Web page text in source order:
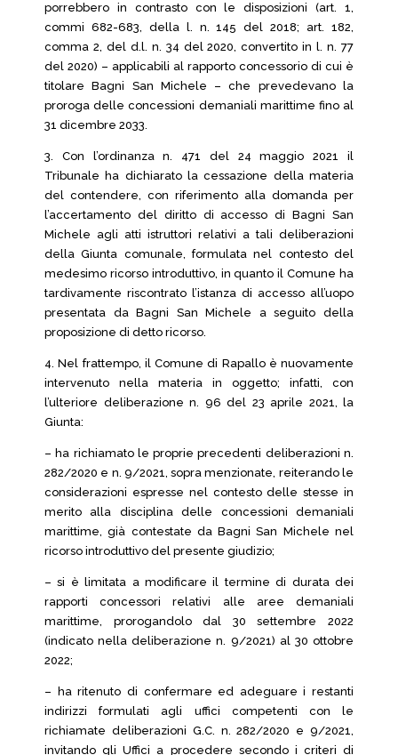
porrebbero in contrasto con le disposizioni (art. 1,
commi 682-683, della l. n. 145 del 2018; art. 182,
comma 2, del d.l. n. 34 del 2020, convertito in l. n. 77
del 2020) – applicabili al rapporto concessorio di cui è
titolare Bagni San Michele – che prevedevano la
proroga delle concessioni demaniali marittime fino al
31 dicembre 2033.
3. Con l’ordinanza n. 471 del 24 maggio 2021 il
Tribunale ha dichiarato la cessazione della materia
del contendere, con riferimento alla domanda per
l’accertamento del diritto di accesso di Bagni San
Michele agli atti istruttori relativi a tali deliberazioni
della Giunta comunale, formulata nel contesto del
medesimo ricorso introduttivo, in quanto il Comune ha
tardivamente riscontrato l’istanza di accesso all’uopo
presentata da Bagni San Michele a seguito della
proposizione di detto ricorso.
4. Nel frattempo, il Comune di Rapallo è nuovamente
intervenuto nella materia in oggetto; infatti, con
l’ulteriore deliberazione n. 96 del 23 aprile 2021, la
Giunta:
– ha richiamato le proprie precedenti deliberazioni n.
282/2020 e n. 9/2021, sopra menzionate, reiterando le
considerazioni espresse nel contesto delle stesse in
merito alla disciplina delle concessioni demaniali
marittime, già contestate da Bagni San Michele nel
ricorso introduttivo del presente giudizio;
– si è limitata a modificare il termine di durata dei
rapporti concessori relativi alle aree demaniali
marittime, prorogandolo dal 30 settembre 2022
(indicato nella deliberazione n. 9/2021) al 30 ottobre
2022;
– ha ritenuto di confermare ed adeguare i restanti
indirizzi formulati agli uffici competenti con le
richiamate deliberazioni G.C. n. 282/2020 e 9/2021,
invitando gli Uffici a procedere secondo i criteri di